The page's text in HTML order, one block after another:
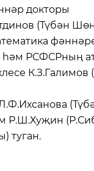
докторы
(Түбән
РСФСРның
К.З.Галимов
Р.Ш.Хуҗин
туган.